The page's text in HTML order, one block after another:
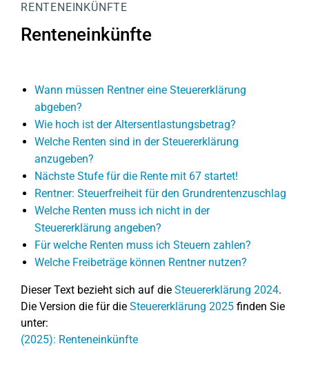
RENTENEINKÜNFTE
Renteneinkünfte
Wann müssen Rentner eine Steuererklärung
abgeben?
Wie hoch ist der Altersentlastungsbetrag?
Welche Renten sind in der Steuererklärung
anzugeben?
Nächste Stufe für die Rente mit 67 startet!
Rentner: Steuerfreiheit für den Grundrentenzuschlag
Welche Renten muss ich nicht in der
Steuererklärung angeben?
Für welche Renten muss ich Steuern zahlen?
Welche Freibeträge können Rentner nutzen?
Dieser Text bezieht sich auf die Steuererklärung 2024.
Die Version die für die Steuererklärung 2025 finden Sie
unter:
(2025): Renteneinkünfte